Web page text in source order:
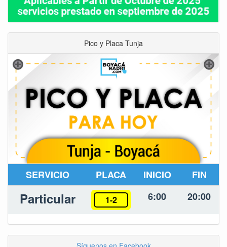
Pico y Placa Tunja
SERVICIO PLACA INICIO FIN
Particular 1-2 6:00 20:00